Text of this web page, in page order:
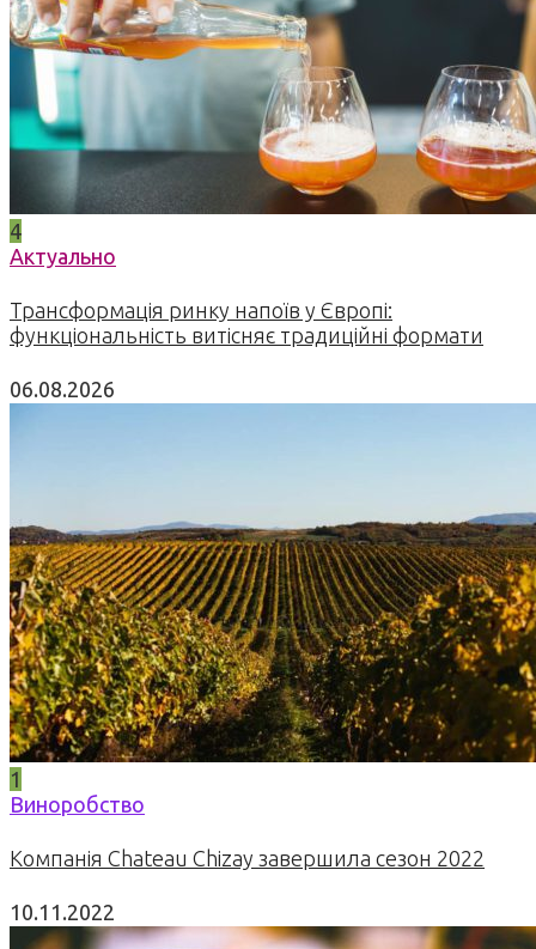
4
Актуально
Трансформація ринку напоїв у Європі:
функціональність витісняє традиційні формати
06.08.2026
1
Виноробство
Компанія Chateau Chizay завершила сезон 2022
10.11.2022